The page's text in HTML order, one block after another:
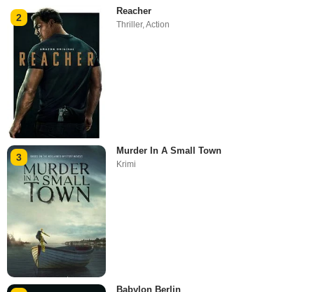
2
Reacher
Thriller,Action
3
Murder In A Small Town
Krimi
Babylon Berlin